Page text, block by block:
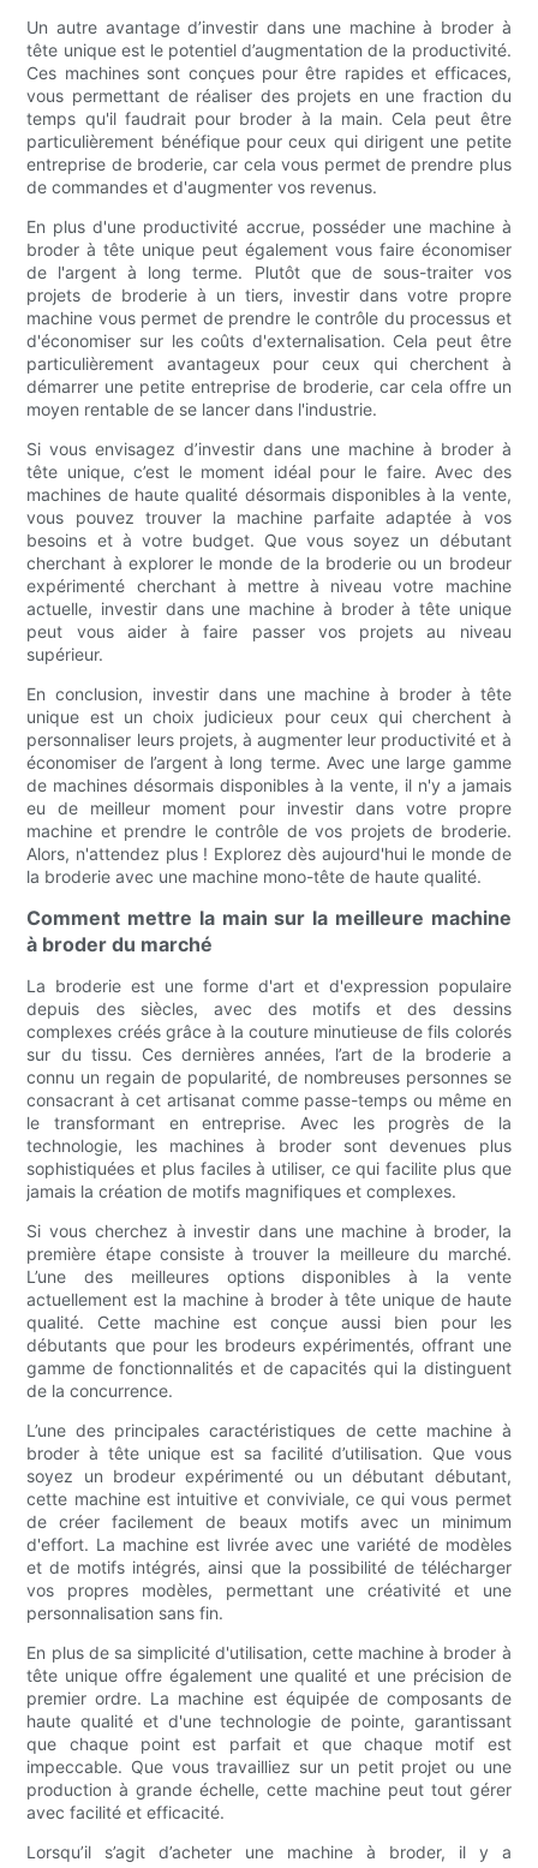
Un autre avantage d’investir dans une machine à broder à
tête unique est le potentiel d’augmentation de la productivité.
Ces machines sont conçues pour être rapides et efficaces,
vous permettant de réaliser des projets en une fraction du
temps qu'il faudrait pour broder à la main. Cela peut être
particulièrement bénéfique pour ceux qui dirigent une petite
entreprise de broderie, car cela vous permet de prendre plus
de commandes et d'augmenter vos revenus.
En plus d'une productivité accrue, posséder une machine à
broder à tête unique peut également vous faire économiser
de l'argent à long terme. Plutôt que de sous-traiter vos
projets de broderie à un tiers, investir dans votre propre
machine vous permet de prendre le contrôle du processus et
d'économiser sur les coûts d'externalisation. Cela peut être
particulièrement avantageux pour ceux qui cherchent à
démarrer une petite entreprise de broderie, car cela offre un
moyen rentable de se lancer dans l'industrie.
Si vous envisagez d’investir dans une machine à broder à
tête unique, c’est le moment idéal pour le faire. Avec des
machines de haute qualité désormais disponibles à la vente,
vous pouvez trouver la machine parfaite adaptée à vos
besoins et à votre budget. Que vous soyez un débutant
cherchant à explorer le monde de la broderie ou un brodeur
expérimenté cherchant à mettre à niveau votre machine
actuelle, investir dans une machine à broder à tête unique
peut vous aider à faire passer vos projets au niveau
supérieur.
En conclusion, investir dans une machine à broder à tête
unique est un choix judicieux pour ceux qui cherchent à
personnaliser leurs projets, à augmenter leur productivité et à
économiser de l’argent à long terme. Avec une large gamme
de machines désormais disponibles à la vente, il n'y a jamais
eu de meilleur moment pour investir dans votre propre
machine et prendre le contrôle de vos projets de broderie.
Alors, n'attendez plus ! Explorez dès aujourd'hui le monde de
la broderie avec une machine mono-tête de haute qualité.
Comment mettre la main sur la meilleure machine
à broder du marché
La broderie est une forme d'art et d'expression populaire
depuis des siècles, avec des motifs et des dessins
complexes créés grâce à la couture minutieuse de fils colorés
sur du tissu. Ces dernières années, l’art de la broderie a
connu un regain de popularité, de nombreuses personnes se
consacrant à cet artisanat comme passe-temps ou même en
le transformant en entreprise. Avec les progrès de la
technologie, les machines à broder sont devenues plus
sophistiquées et plus faciles à utiliser, ce qui facilite plus que
jamais la création de motifs magnifiques et complexes.
Si vous cherchez à investir dans une machine à broder, la
première étape consiste à trouver la meilleure du marché.
L’une des meilleures options disponibles à la vente
actuellement est la machine à broder à tête unique de haute
qualité. Cette machine est conçue aussi bien pour les
débutants que pour les brodeurs expérimentés, offrant une
gamme de fonctionnalités et de capacités qui la distinguent
de la concurrence.
L’une des principales caractéristiques de cette machine à
broder à tête unique est sa facilité d’utilisation. Que vous
soyez un brodeur expérimenté ou un débutant débutant,
cette machine est intuitive et conviviale, ce qui vous permet
de créer facilement de beaux motifs avec un minimum
d'effort. La machine est livrée avec une variété de modèles
et de motifs intégrés, ainsi que la possibilité de télécharger
vos propres modèles, permettant une créativité et une
personnalisation sans fin.
En plus de sa simplicité d'utilisation, cette machine à broder à
tête unique offre également une qualité et une précision de
premier ordre. La machine est équipée de composants de
haute qualité et d'une technologie de pointe, garantissant
que chaque point est parfait et que chaque motif est
impeccable. Que vous travailliez sur un petit projet ou une
production à grande échelle, cette machine peut tout gérer
avec facilité et efficacité.
Lorsqu’il s’agit d’acheter une machine à broder, il y a